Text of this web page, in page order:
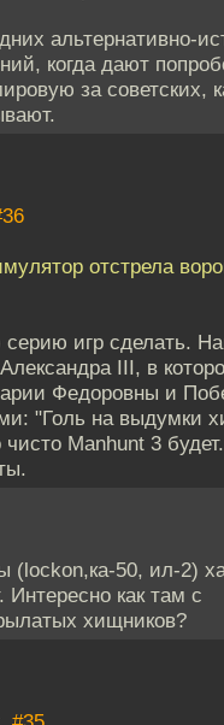
альтернативно-
когда дают
за советских,
отстрела
игр сделать.
III, в
Федоровны и
"Голь на выдумки
Manhunt 3
(lockon,ка-50, ил-2)
Интересно как там с
хищников?